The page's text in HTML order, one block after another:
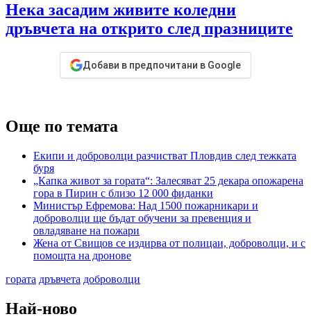
Нека засадим живите коледни
дръвчета на открито след празниците
Добави в предпочитани в Google
Още по темата
Екипи и доброволци разчистват Пловдив след тежката
буря
„Капка живот за гората“: Залесяват 25 декара опожарена
гора в Пирин с близо 12 000 фиданки
Министър Ефремова: Над 1500 пожарникари и
доброволци ще бъдат обучени за превенция и
овладяване на пожари
Жена от Свищов се издирва от полицаи, доброволци, и с
помощта на дронове
гората дръвчета доброволци
Най-ново